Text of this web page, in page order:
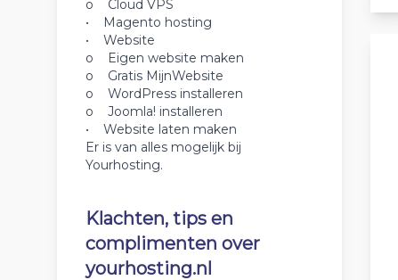
o Cloud VPS
• Magento hosting
• Website
o Eigen website maken
o Gratis MijnWebsite
o WordPress installeren
o Joomla! installeren
• Website laten maken
Er is van alles mogelijk bij
Yourhosting.
Klachten, tips en
complimenten over
yourhosting.nl